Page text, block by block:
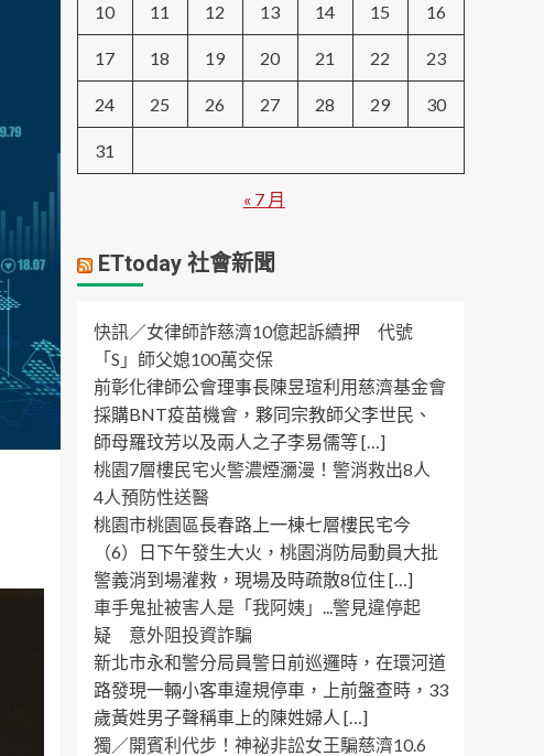
10 11 12 13 14 15 16
17 18 19 20 21 22 23
24 25 26 27 28 29 30
31
« 7 月
ETtoday 社會新聞
快訊／女律師詐慈濟10億起訴續押 代號
「S」師父媳100萬交保
前彰化律師公會理事長陳昱瑄利用慈濟基金會
採購BNT疫苗機會，夥同宗教師父李世民、
師母羅玟芳以及兩人之子李易儒等 […]
桃園7層樓民宅火警濃煙瀰漫！警消救出8人
4人預防性送醫
桃園市桃園區長春路上一棟七層樓民宅今
（6）日下午發生大火，桃園消防局動員大批
警義消到場灌救，現場及時疏散8位住 […]
車手鬼扯被害人是「我阿姨」...警見違停起
疑 意外阻投資詐騙
新北市永和警分局員警日前巡邏時，在環河道
路發現一輛小客車違規停車，上前盤查時，33
歲黃姓男子聲稱車上的陳姓婦人 […]
獨／開賓利代步！神祕非訟女王騙慈濟10.6